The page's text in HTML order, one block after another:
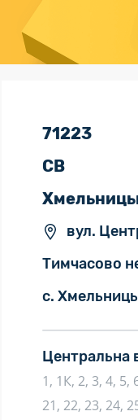
Валютно-обмінні
71223
СВ
вул.
Тимчасово
с.
Центральна
1, 1К, 2, 3, 4, 5,
21, 22, 23, 24,